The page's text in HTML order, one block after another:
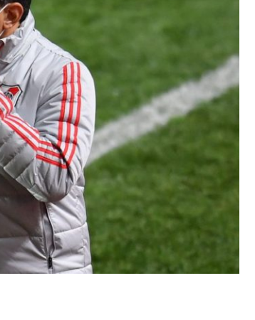
argentino después de 16 años: del orgullo
gracias a la jerarquía de Paredes: una
para ir a Rancagua
con el histórico regreso de Diego
para la Copa Mundial de Hockey FIH
para la Copa Mundial de Hockey